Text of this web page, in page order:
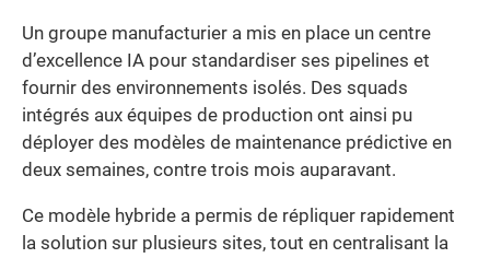
Un groupe manufacturier a mis en place un centre
d’excellence IA pour standardiser ses pipelines et
fournir des environnements isolés. Des squads
intégrés aux équipes de production ont ainsi pu
déployer des modèles de maintenance prédictive en
deux semaines, contre trois mois auparavant.
Ce modèle hybride a permis de répliquer rapidement
la solution sur plusieurs sites, tout en centralisant la